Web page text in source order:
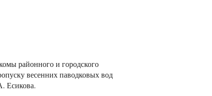
районного и городского
весенних паводковых вод
Есикова.